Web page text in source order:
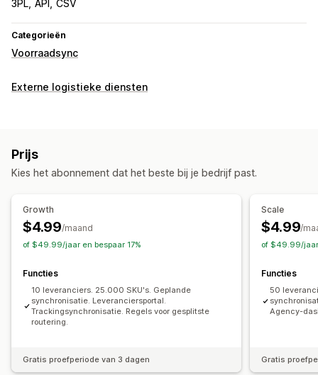
3PL API CSV
Categorieën
Voorraadsync
Externe logistieke diensten
Prijs
Kies het abonnement dat het beste bij je bedrijf past.
Growth
$4.99/maand
of $49.99/jaar en bespaar 17%
Functies
10 leveranciers. 25.000 SKU's. Geplande
synchronisatie. Leveranciersportal.
Trackingsynchronisatie. Regels voor gesplitste
routering.
Gratis proefperiode van 3 dagen
Scale
$4.99/
of $49.99/jaar
Functies
50
Agency-
Gratis